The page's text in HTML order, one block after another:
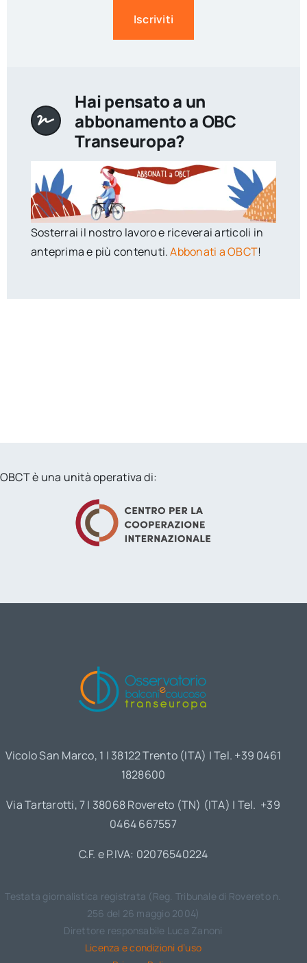
Iscriviti
Hai pensato a un
abbonamento a OBC
Transeuropa?
Sosterrai il nostro lavoro e riceverai articoli in
anteprima e più contenuti.Abbonati a OBCT!
OBCT è una unità operativa di:
Vicolo San Marco, 1 | 38122 Trento (ITA) | Tel. +39 0461
1828600
Via Tartarotti, 7 | 38068 Rovereto (TN) (ITA) | Tel. +39
0464 667557
C.F. e P.IVA: 02076540224
Testata giornalistica registrata (Reg. Tribunale di Rovereto n.
256 del 26 maggio 2004)
Direttore responsabile Luca Zanoni
Licenza e condizioni d’uso